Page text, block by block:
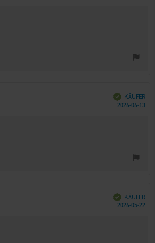
Verifiziert
KÄUFER
2026-06-13
Verifiziert
KÄUFER
2026-05-22